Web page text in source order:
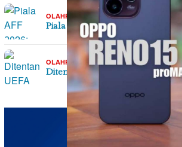
OLAHRAGA 04/08/2026
Piala AFF 2026: Timnas
OLAHRAGA 02/08/2026
Ditentang UEFA dan